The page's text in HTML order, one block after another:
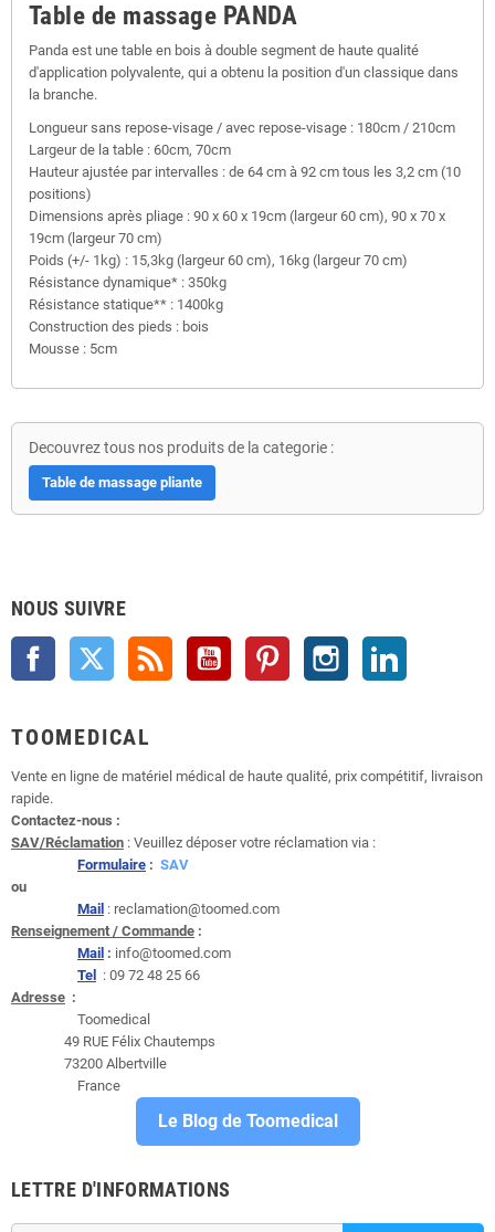
Table de massage PANDA
Panda est une table en bois à double segment de haute qualité
d'application polyvalente, qui a obtenu la position d'un classique dans
la branche.
Longueur sans repose-visage / avec repose-visage : 180cm / 210cm
Largeur de la table : 60cm, 70cm
Hauteur ajustée par intervalles : de 64 cm à 92 cm tous les 3,2 cm (10
positions)
Dimensions après pliage : 90 x 60 x 19cm (largeur 60 cm), 90 x 70 x
19cm (largeur 70 cm)
Poids (+/- 1kg) : 15,3kg (largeur 60 cm), 16kg (largeur 70 cm)
Résistance dynamique* : 350kg
Résistance statique** : 1400kg
Construction des pieds : bois
Mousse : 5cm
Decouvrez tous nos produits de la categorie :
Table de massage pliante
NOUS SUIVRE
Facebook Twitter YouTube Pinterest Instagram
TOOMEDICAL
Vente en ligne de matériel médical de haute qualité, prix compétitif, livraison
rapide.
Contactez-nous :
SAV/Réclamation : Veuillez déposer votre réclamation via :
Formulaire : SAV
ou
Mail : reclamation@toomed.com
Renseignement / Commande :
Mail : info@toomed.com
Tel
: 09 72 48 25 66
Adresse :
Toomedical
49 RUE Félix Chautemps
73200 Albertville
France
Le Blog de Toomedical
LETTRE D'INFORMATIONS